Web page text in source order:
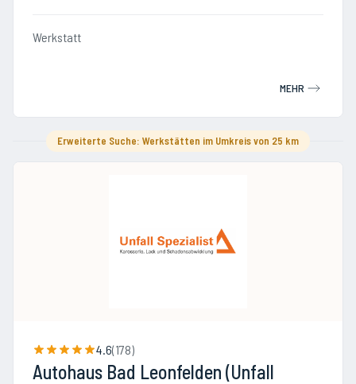
Werkstatt
MEHR
Erweiterte Suche: Werkstätten im Umkreis von 25 km
4.6(178)
Autohaus Bad Leonfelden (Unfall